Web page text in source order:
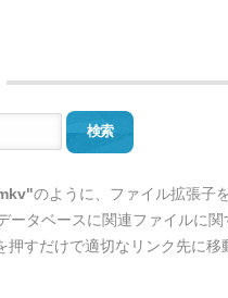
検索
のように、ファイル拡張子
ータベースに関連ファイルに関
押すだけで適切なリンク先に移